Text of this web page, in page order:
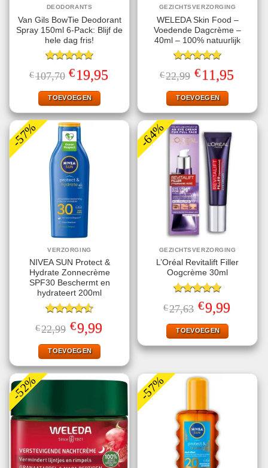
DEODORANTS
Van Gils BowTie Deodorant
Spray 150ml 6-Pack: Blijf de
hele dag fris!
Gewaardeerd
5.00uit 5
€107,70 Oorspronkelijke
prijs
was:
€107,70.
€19,95
TOEVOEGEN
GEZICHTSVERZORGING
WELEDA Skin Food –
Voedende Dagcrème –
40ml – 100% natuurlijk
Gewaardeerd
5.00uit 5
€22,99 Oorspronkelijke
prijs
was:
€22,99.
€11,95prijs
TOEVOEGEN
-57%
VERZORGING
NIVEA SUN Protect &
Hydrate Zonnecrème
SPF30 Beschermt en
hydrateert 200ml
Gewaardeerd
4.56uit 5
€22,99 Oorspronkelijke
prijs
was:
€22,99.
€9,99Huidige
prijs
TOEVOEGEN
-64%
GEZICHTSVERZORGING
L’Oréal Revitalift Filler
Oogcrème 30ml
Gewaardeerd
5.00uit 5
€27,63 Oorspronkelijke
prijs
was:
€27,63.
€9,99Huidige
prijs
TOEVOEGEN
-52% -57%